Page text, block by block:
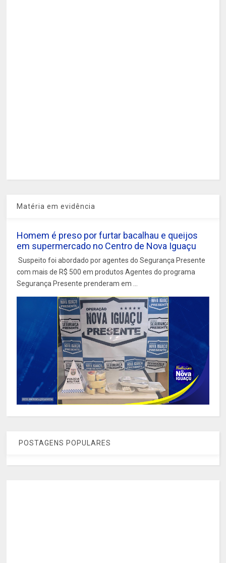
Matéria em evidência
Homem é preso por furtar bacalhau e queijos
em supermercado no Centro de Nova Iguaçu
Suspeito foi abordado por agentes do Segurança Presente
com mais de R$ 500 em produtos Agentes do programa
Segurança Presente prenderam em ...
POSTAGENS POPULARES